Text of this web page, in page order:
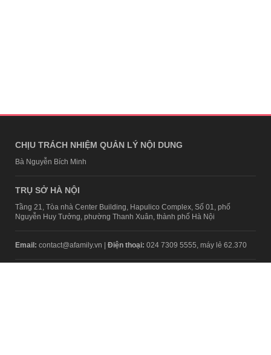
CHỊU TRÁCH NHIỆM QUẢN LÝ NỘI DUNG
Bà Nguyễn Bích Minh
TRỤ SỞ HÀ NỘI
Tầng 21, Tòa nhà Center Building, Hapulico Complex, Số 01, phố
Nguyễn Huy Tưởng, phường Thanh Xuân, thành phố Hà Nội
Email: contact@afamily.vn | Điện thoại: 024 7309 5555, máy lẻ 62.370